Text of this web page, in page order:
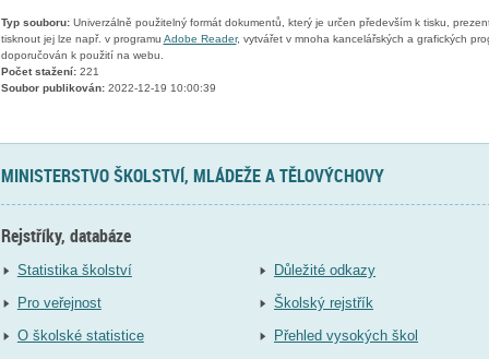
Typ souboru:Univerzálně použitelný formát dokumentů, který je určen především k tisku,
tisknout jej lze např. v programu Adobe Reader, vytvářet v mnoha kancelářských a grafických
doporučován k použití na webu.
Počet stažení:221
Soubor publikován:2022-12-19 10:00:39
MINISTERSTVO ŠKOLSTVÍ, MLÁDEŽE A TĚLOVÝCHOVY
Rejstříky, databáze
Statistika školství
Pro veřejnost
O školské statistice
Důležité odkazy
Školský rejstřík
Přehled vysokých škol